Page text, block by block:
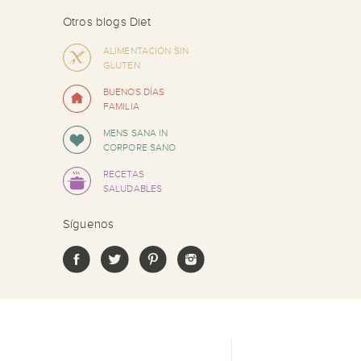
Otros blogs Diet
ALIMENTACIÓN SIN
GLUTEN
BUENOS DÍAS
FAMILIA
MENS SANA IN
CORPORE SANO
RECETAS
SALUDABLES
Síguenos